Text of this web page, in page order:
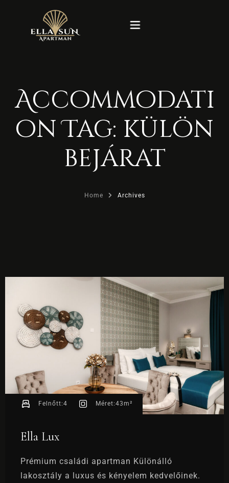
Rólunk
Szobák
Blog
Képek
FOGLALÁS
Accommodati
on Tag: külön
bejárat
Home Archives
Ella Lux
Prémium családi apartman Különálló
lakosztály a luxus és kényelem kedvelőinek.
Felnőtt:4 Méret:43m²